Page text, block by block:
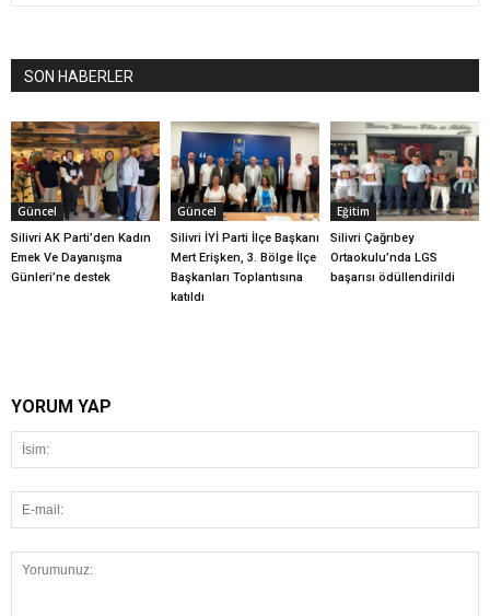
SON HABERLER
Güncel
Silivri AK Parti’den Kadın
Emek Ve Dayanışma
Günleri’ne destek
Güncel
Silivri İYİ Parti İlçe Başkanı
Mert Erişken, 3. Bölge İlçe
Başkanları Toplantısına
katıldı
Eğitim
Silivri Çağrıbey
Ortaokulu’nda LGS
başarısı ödüllendirildi
YORUM YAP